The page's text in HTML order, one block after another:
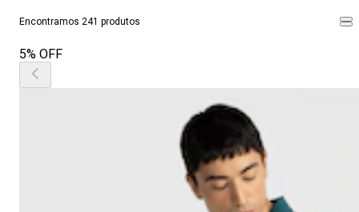
Encontramos 241 produtos
5% OFF